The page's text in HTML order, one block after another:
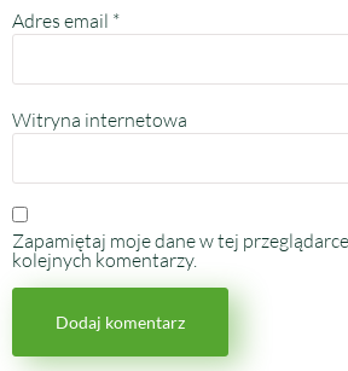
Adres email *
Witryna internetowa
Zapamiętaj moje dane w tej
kolejnych komentarzy.